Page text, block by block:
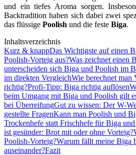
und ein tiefes Aroma sorgen.
Backtradition haben sich dabei zwei
das flüssige Poolish und die feste Biga.
Inhaltsverzeichnis
Kurz & knappDas Wichtigste auf einen
Poolish-Vorteig aus?Was zeichnet einen
unterscheiden sich Biga und Poolish im
im direkten VergleichWie berechnet man
richtig?Profi-Tipp: Biga richtig auflösen
beim Umgang mit Biga und Poolish gilt
bei ÜberreifungGut zu wissen: Der W-
gestellte FragenKann man Poolish und
Trockenhefe statt Frischhefe für Biga
ist gesünder: Brot mit oder ohne Vorteig?
Poolish-Vorteig?Warum fällt meine Biga
auseinander?Fazit